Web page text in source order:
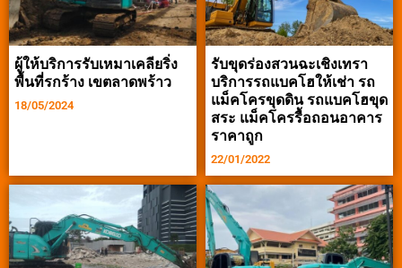
ผู้ให้บริการรับเหมาเคลียริ่ง
พื้นที่รกร้าง เขตลาดพร้าว
18/05/2024
รับขุดร่องสวนฉะเชิงเทรา
บริการรถแบคโฮให้เช่า รถ
แม็คโครขุดดิน รถแบคโฮขุด
สระ แม็คโครรื้อถอนอาคาร
ราคาถูก
22/01/2022